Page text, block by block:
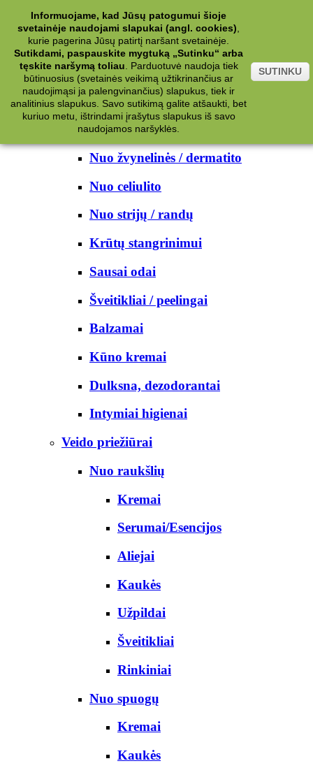
Kategorijos
Kosmetika
Kūno priežiūrai
Nuo prakaito
Kūno prausikliai
Nuo žvynelinės / dermatito
Nuo celiulito
Nuo strijų / randų
Krūtų stangrinimui
Sausai odai
Šveitikliai / peelingai
Balzamai
Kūno kremai
Dulksna, dezodorantai
Intymiai higienai
Veido priežiūrai
Nuo raukšlių
Kremai
Serumai/Esencijos
Aliejai
Kaukės
Užpildai
Šveitikliai
Rinkiniai
Nuo spuogų
Kremai
Kaukės
Informuojame, kad Jūsų patogumui šioje
svetainėje naudojami slapukai (angl. cookies)
kurie pagerina Jūsų patirtį naršant svetainėje.
Sutikdami, paspauskite mygtuką „Sutinku“ arba
tęskite naršymą toliau
Parduotuvė naudoja tiek
būtinuosius (svetainės veikimą užtikrinančius ar
naudojimąsi ja palengvinančius) slapukus, tiek ir
analitinius slapukus. Savo sutikimą galite atšaukti, bet
kuriuo metu, ištrindami įrašytus slapukus iš savo
naudojamos naršyklės.
SUTINKU